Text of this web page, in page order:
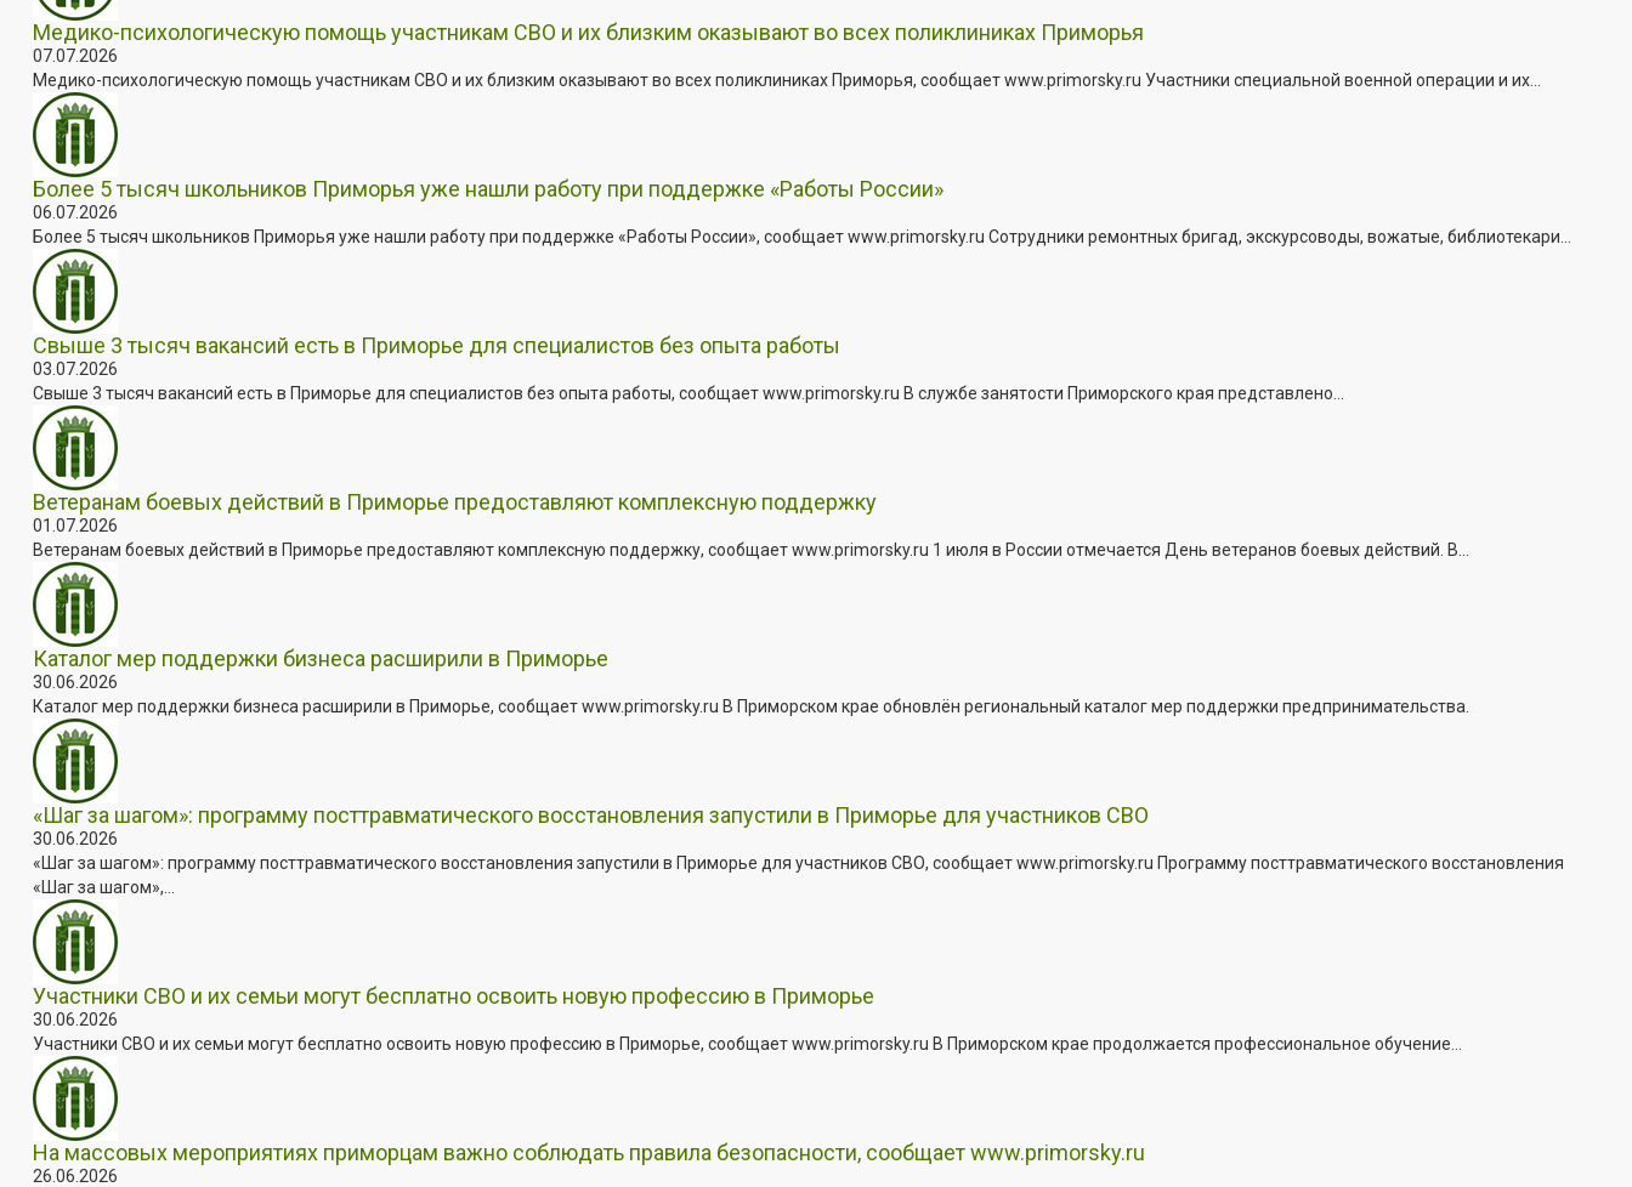
Медико-психологическую помощь участникам СВО и их близким оказывают во всех поликлиниках Приморья
07.07.2026
Медико-психологическую помощь участникам СВО и их близким оказывают во всех поликлиниках Приморья, сообщает www.primorsky.ru Участники специальной военной операции и их...
Более 5 тысяч школьников Приморья уже нашли работу при поддержке «Работы России»
06.07.2026
Более 5 тысяч школьников Приморья уже нашли работу при поддержке «Работы России», сообщает www.primorsky.ru Сотрудники ремонтных бригад, экскурсоводы, вожатые, библиотекари...
Свыше 3 тысяч вакансий есть в Приморье для специалистов без опыта работы
03.07.2026
Свыше 3 тысяч вакансий есть в Приморье для специалистов без опыта работы, сообщает www.primorsky.ru В службе занятости Приморского края представлено...
Ветеранам боевых действий в Приморье предоставляют комплексную поддержку
01.07.2026
Ветеранам боевых действий в Приморье предоставляют комплексную поддержку, сообщает www.primorsky.ru 1 июля в России отмечается День ветеранов боевых действий. В...
Каталог мер поддержки бизнеса расширили в Приморье
30.06.2026
Каталог мер поддержки бизнеса расширили в Приморье, сообщает www.primorsky.ru В Приморском крае обновлён региональный каталог мер поддержки предпринимательства.
«Шаг за шагом»: программу посттравматического восстановления запустили в Приморье для участников СВО
30.06.2026
«Шаг за шагом»: программу посттравматического восстановления запустили в Приморье для участников СВО, сообщает www.primorsky.ru Программу посттравматического восстановления
«Шаг за шагом»,...
Участники СВО и их семьи могут бесплатно освоить новую профессию в Приморье
30.06.2026
Участники СВО и их семьи могут бесплатно освоить новую профессию в Приморье, сообщает www.primorsky.ru В Приморском крае продолжается профессиональное обучение...
На массовых мероприятиях приморцам важно соблюдать правила безопасности, сообщает www.primorsky.ru
26.06.2026